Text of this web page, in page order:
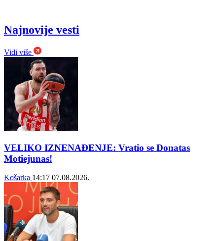
Najnovije vesti
Vidi više
VELIKO IZNENAĐENJE: Vratio se Donatas
Motiejunas!
Košarka 14:17 07.08.2026.